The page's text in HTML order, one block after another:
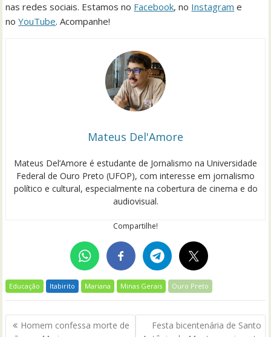
nas redes sociais. Estamos no Facebook, no Instagram e
noYouTube. Acompanhe!
Mateus Del'Amore
Mateus Del’Amore é estudante de Jornalismo na Universidade
Federal de Ouro Preto (UFOP), com interesse em jornalismo
político e cultural, especialmente na cobertura de cinema e do
audiovisual.
Compartilhe!
Educação Itabirito Mariana Minas Gerais Ouro Preto
Navegação
Homem confessa morte de
Festa bicentenária de Santo